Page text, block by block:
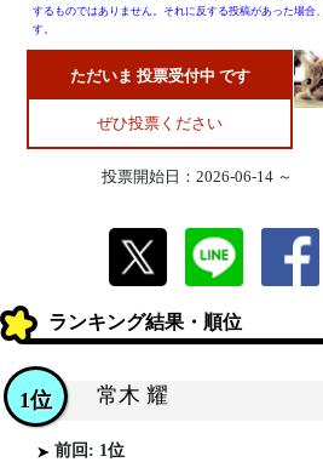
するものではありません。それに反する投稿があった場合、
す。
ただいま 投票受付中 です
ぜひ投票ください
投票開始日：2026-06-14 ～
ランキング結果・順位
常木 耀
1位
前回: 1位